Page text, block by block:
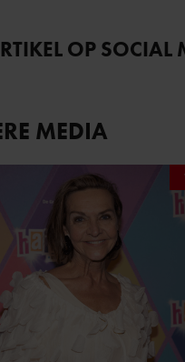
OP SOCIAL
MEDIA